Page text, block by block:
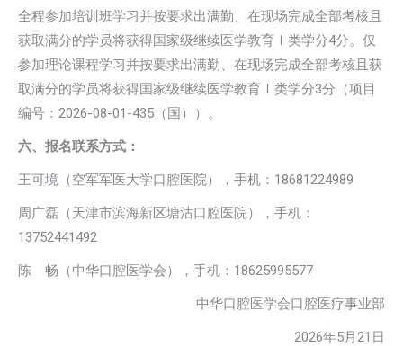
全程参加培训班学习并按要求出满勤、在现场完成全部考核且
获取满分的学员将获得国家级继续医学教育Ⅰ类学分4分。仅
参加理论课程学习并按要求出满勤、在现场完成全部考核且获
取满分的学员将获得国家级继续医学教育Ⅰ类学分3分（项目
编号：2026-08-01-435（国））。
六、报名联系方式：
王可境（空军军医大学口腔医院），手机：18681224989
周广磊（天津市滨海新区塘沽口腔医院），手机：
13752441492
陈 畅（中华口腔医学会），手机：18625995577
中华口腔医学会口腔医疗事业部
2026年5月21日